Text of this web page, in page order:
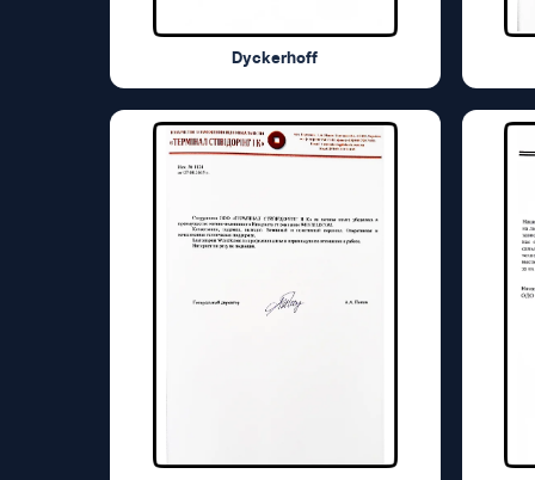
Dyckerhoff